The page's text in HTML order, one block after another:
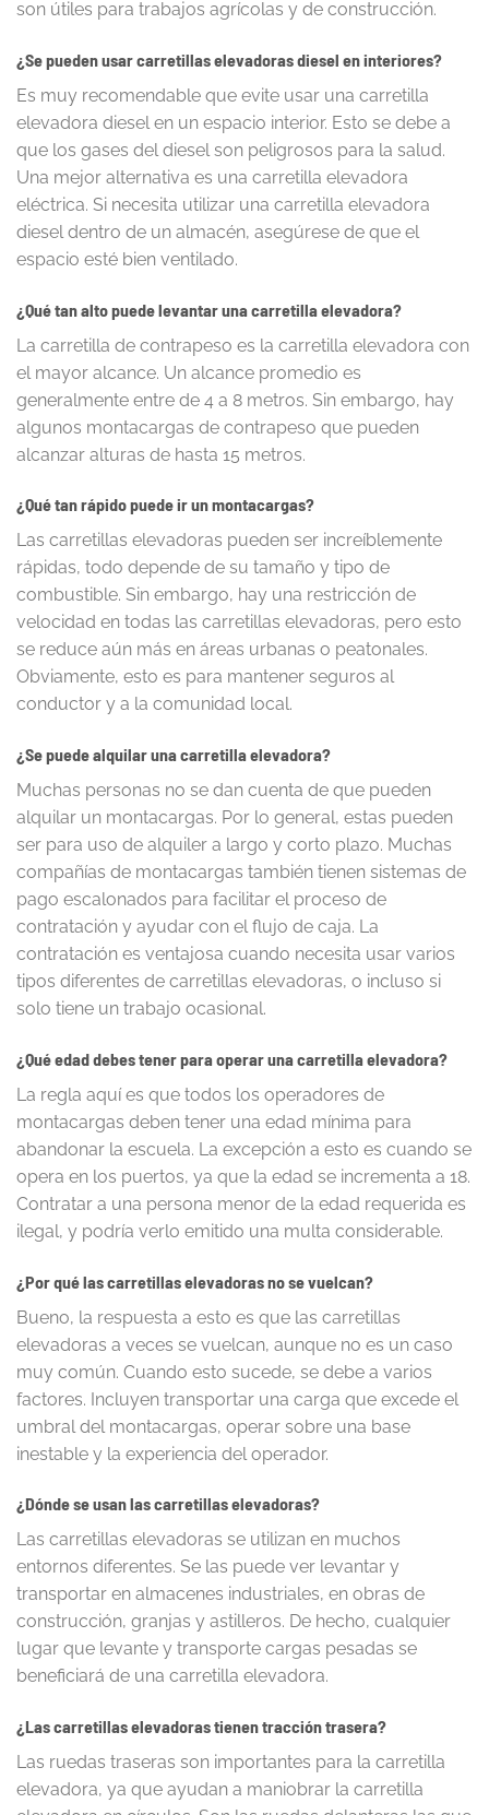
son útiles para trabajos agrícolas y de construcción.
¿Se pueden usar carretillas elevadoras diesel en interiores?
Es muy recomendable que evite usar una carretilla
elevadora diesel en un espacio interior. Esto se debe a
que los gases del diesel son peligrosos para la salud.
Una mejor alternativa es una carretilla elevadora
eléctrica. Si necesita utilizar una carretilla elevadora
diesel dentro de un almacén, asegúrese de que el
espacio esté bien ventilado.
¿Qué tan alto puede levantar una carretilla elevadora?
La carretilla de contrapeso es la carretilla elevadora con
el mayor alcance. Un alcance promedio es
generalmente entre de 4 a 8 metros. Sin embargo, hay
algunos montacargas de contrapeso que pueden
alcanzar alturas de hasta 15 metros.
¿Qué tan rápido puede ir un montacargas?
Las carretillas elevadoras pueden ser increíblemente
rápidas, todo depende de su tamaño y tipo de
combustible. Sin embargo, hay una restricción de
velocidad en todas las carretillas elevadoras, pero esto
se reduce aún más en áreas urbanas o peatonales.
Obviamente, esto es para mantener seguros al
conductor y a la comunidad local.
¿Se puede alquilar una carretilla elevadora?
Muchas personas no se dan cuenta de que pueden
alquilar un montacargas. Por lo general, estas pueden
ser para uso de alquiler a largo y corto plazo. Muchas
compañías de montacargas también tienen sistemas de
pago escalonados para facilitar el proceso de
contratación y ayudar con el flujo de caja. La
contratación es ventajosa cuando necesita usar varios
tipos diferentes de carretillas elevadoras, o incluso si
solo tiene un trabajo ocasional.
¿Qué edad debes tener para operar una carretilla elevadora?
La regla aquí es que todos los operadores de
montacargas deben tener una edad mínima para
abandonar la escuela. La excepción a esto es cuando se
opera en los puertos, ya que la edad se incrementa a 18.
Contratar a una persona menor de la edad requerida es
ilegal, y podría verlo emitido una multa considerable.
¿Por qué las carretillas elevadoras no se vuelcan?
Bueno, la respuesta a esto es que las carretillas
elevadoras a veces se vuelcan, aunque no es un caso
muy común. Cuando esto sucede, se debe a varios
factores. Incluyen transportar una carga que excede el
umbral del montacargas, operar sobre una base
inestable y la experiencia del operador.
¿Dónde se usan las carretillas elevadoras?
Las carretillas elevadoras se utilizan en muchos
entornos diferentes. Se las puede ver levantar y
transportar en almacenes industriales, en obras de
construcción, granjas y astilleros. De hecho, cualquier
lugar que levante y transporte cargas pesadas se
beneficiará de una carretilla elevadora.
¿Las carretillas elevadoras tienen tracción trasera?
Las ruedas traseras son importantes para la carretilla
elevadora, ya que ayudan a maniobrar la carretilla